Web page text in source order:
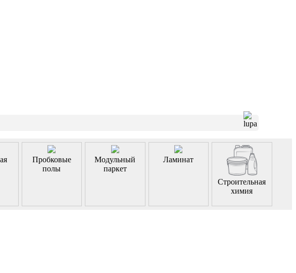
Пробковые
полы
Модульный
паркет
Ламинат
Строительная
химия